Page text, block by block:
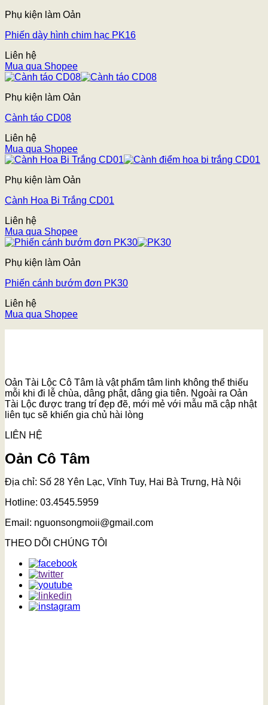
Phụ kiện làm Oản
Phiến dày hình chim hạc PK16
Liên hệ
Mua qua Shopee
Phụ kiện làm Oản
Cành táo CD08
Liên hệ
Mua qua Shopee
Phụ kiện làm Oản
Cành Hoa Bi Trắng CD01
Liên hệ
Mua qua Shopee
Phụ kiện làm Oản
Phiến cánh bướm đơn PK30
Liên hệ
Mua qua Shopee
Oản Tài Lộc Cô Tâm là vật phẩm tâm linh không thể thiếu
mỗi khi đi lễ chùa, dâng phật, dâng gia tiên. Ngoài ra Oản
Tài Lộc được trang trí đẹp đẽ, mới mẻ với mẫu mã cập nhật
liên tục sẽ khiến gia chủ hài lòng
LIÊN HỆ
Oản Cô Tâm
Địa chỉ: Số 28 Yên Lạc, Vĩnh Tuy, Hai Bà Trưng, Hà Nội
Hotline: 03.4545.5959
Email: nguonsongmoii@gmail.com
THEO DÕI CHÚNG TÔI